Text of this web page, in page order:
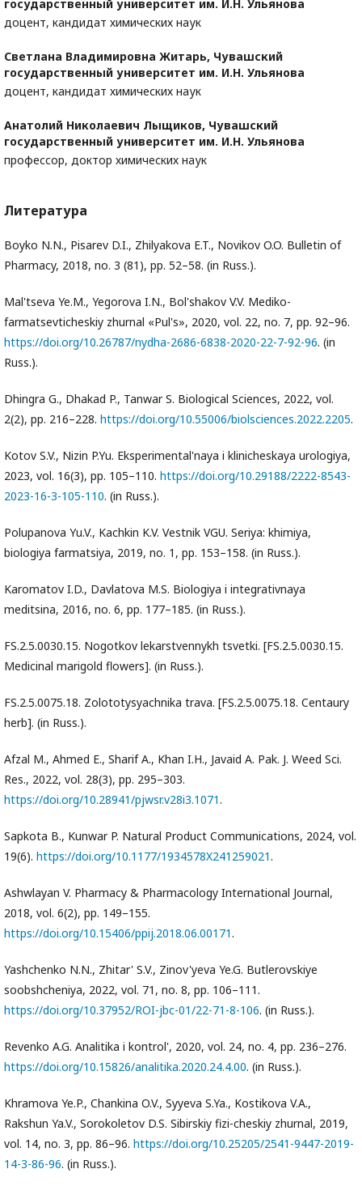
государственный университет им. И.Н. Ульянова
доцент, кандидат химических наук
Светлана Владимировна Житарь, Чувашский
государственный университет им. И.Н. Ульянова
доцент, кандидат химических наук
Анатолий Николаевич Лыщиков, Чувашский
государственный университет им. И.Н. Ульянова
профессор, доктор химических наук
Литература
Boyko N.N., Pisarev D.I., Zhilyakova E.T., Novikov O.O. Bulletin of
Pharmacy, 2018, no. 3 (81), pp. 52–58. (in Russ.).
Mal'tseva Ye.M., Yegorova I.N., Bol'shakov V.V. Mediko-
farmatsevticheskiy zhurnal «Pul's», 2020, vol. 22, no. 7, pp. 92–96.
https://doi.org/10.26787/nydha-2686-6838-2020-22-7-92-96. (in
Russ.).
Dhingra G., Dhakad P., Tanwar S. Biological Sciences, 2022, vol.
2(2), pp. 216–228. https://doi.org/10.55006/biolsciences.2022.2205.
Kotov S.V., Nizin P.Yu. Eksperimental'naya i klinicheskaya urologiya,
2023, vol. 16(3), pp. 105–110. https://doi.org/10.29188/2222-8543-
2023-16-3-105-110. (in Russ.).
Polupanova Yu.V., Kachkin K.V. Vestnik VGU. Seriya: khimiya,
biologiya farmatsiya, 2019, no. 1, pp. 153–158. (in Russ.).
Karomatov I.D., Davlatova M.S. Biologiya i integrativnaya
meditsina, 2016, no. 6, pp. 177–185. (in Russ.).
FS.2.5.0030.15. Nogotkov lekarstvennykh tsvetki. [FS.2.5.0030.15.
Medicinal marigold flowers]. (in Russ.).
FS.2.5.0075.18. Zolototysyachnika trava. [FS.2.5.0075.18. Centaury
herb]. (in Russ.).
Afzal M., Ahmed E., Sharif A., Khan I.H., Javaid A. Pak. J. Weed Sci.
Res., 2022, vol. 28(3), pp. 295–303.
https://doi.org/10.28941/pjwsr.v28i3.1071.
Sapkota B., Kunwar P. Natural Product Communications, 2024, vol.
19(6). https://doi.org/10.1177/1934578X241259021.
Ashwlayan V. Pharmacy & Pharmacology International Journal,
2018, vol. 6(2), pp. 149–155.
https://doi.org/10.15406/ppij.2018.06.00171.
Yashchenko N.N., Zhitar' S.V., Zinov'yeva Ye.G. Butlerovskiye
soobshcheniya, 2022, vol. 71, no. 8, pp. 106–111.
https://doi.org/10.37952/ROI-jbc-01/22-71-8-106. (in Russ.).
Revenko A.G. Analitika i kontrol', 2020, vol. 24, no. 4, pp. 236–276.
https://doi.org/10.15826/analitika.2020.24.4.00. (in Russ.).
Khramova Ye.P., Chankina O.V., Syyeva S.Ya., Kostikova V.A.,
Rakshun Ya.V., Sorokoletov D.S. Sibirskiy fizi-cheskiy zhurnal, 2019,
vol. 14, no. 3, pp. 86–96. https://doi.org/10.25205/2541-9447-2019-
14-3-86-96. (in Russ.).